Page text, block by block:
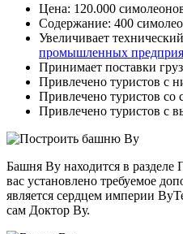
Цена: 120.000
Содержание: 400
Увеличивает
промышленных
Принимает поставки
Привлечено туристов с
Привлечено туристов со
Привлечено туристов с
Башня Ву находится в разделе
вас установлено требуемое
является сердцем империи
сам Доктор Ву.